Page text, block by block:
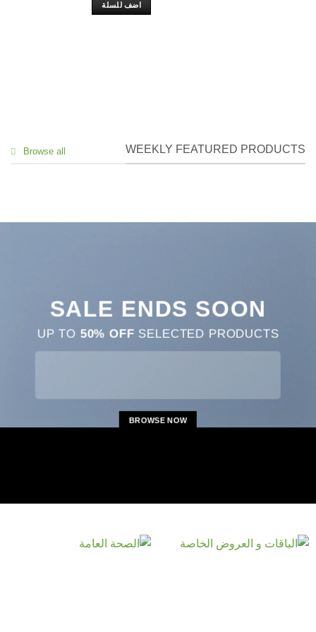
اضف للسلة
WEEKLY FEATURED PRODUCTS
Browse all
SALE ENDS SOON
UP TO 50% OFF SELECTED PRODUCTS
BROWSE NOW